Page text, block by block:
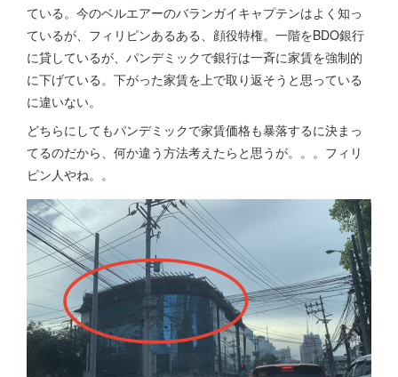
ている。今のベルエアーのバランガイキャプテンはよく知っ
ているが、フィリピンあるある、顔役特権。一階をBDO銀行
に貸しているが、パンデミックで銀行は一斉に家賃を強制的
に下げている。下がった家賃を上で取り返そうと思っている
に違いない。
どちらにしてもパンデミックで家賃価格も暴落するに決まっ
てるのだから、何か違う方法考えたらと思うが。。。フィリ
ピン人やね。。